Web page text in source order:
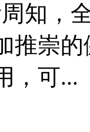
知，
推崇
，可...